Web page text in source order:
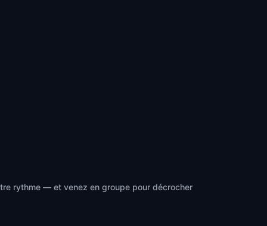
rythme — et venez en groupe pour décrocher